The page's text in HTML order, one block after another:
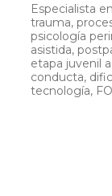
Especialista
trauma,
psicología
asistida,
etapa juvenil
conducta,
tecnología,